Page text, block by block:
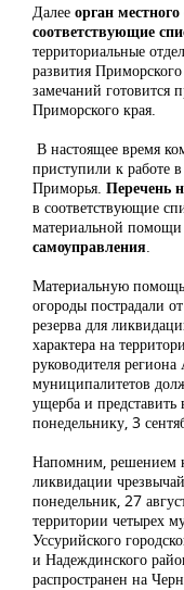
Далее орган
соответствующие
территориальные
развития
замечаний готовится
Приморского края.
В настоящее время
приступили к работе
Приморья. Перечень
в соответствующие
материальной помощи
самоуправления.
Материальную
огороды пострадали
резерва для
характера на
руководителя
муниципалитетов
ущерба и
понедельнику, 3
Напомним, решением
ликвидации
понедельник, 27
территории четырех
Уссурийского
и Надеждинского
распространен на